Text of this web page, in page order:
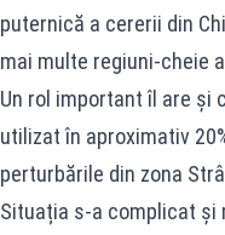
puternică a cererii din
mai multe regiuni-cheie
Un rol important îl are și
utilizat în aproximativ
perturbările din zona
Situația s-a complicat și